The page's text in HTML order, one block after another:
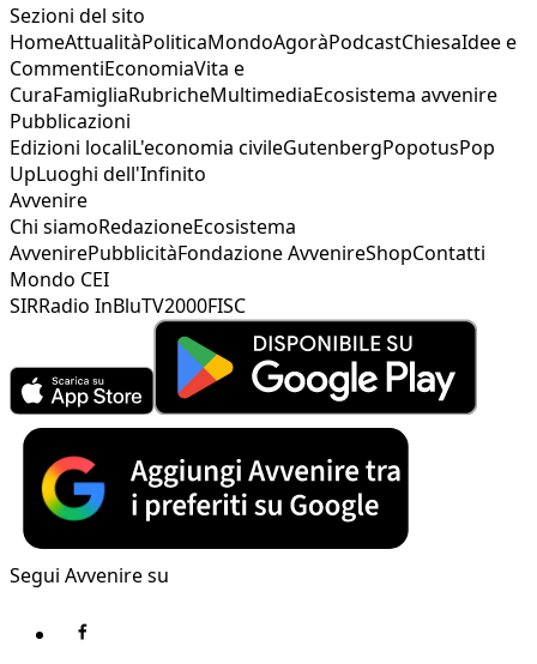
Sezioni del sito
HomeAttualitàPoliticaMondoAgoràPodcastChiesaIdee e
CommentiEconomiaVita e
CuraFamigliaRubricheMultimediaEcosistema avvenire
Pubblicazioni
Edizioni localiL'economia civileGutenbergPopotusPop
UpLuoghi dell'Infinito
Avvenire
Chi siamoRedazioneEcosistema
AvvenirePubblicitàFondazione AvvenireShopContatti
Mondo CEI
SIRRadio InBluTV2000FISC
Segui Avvenire su